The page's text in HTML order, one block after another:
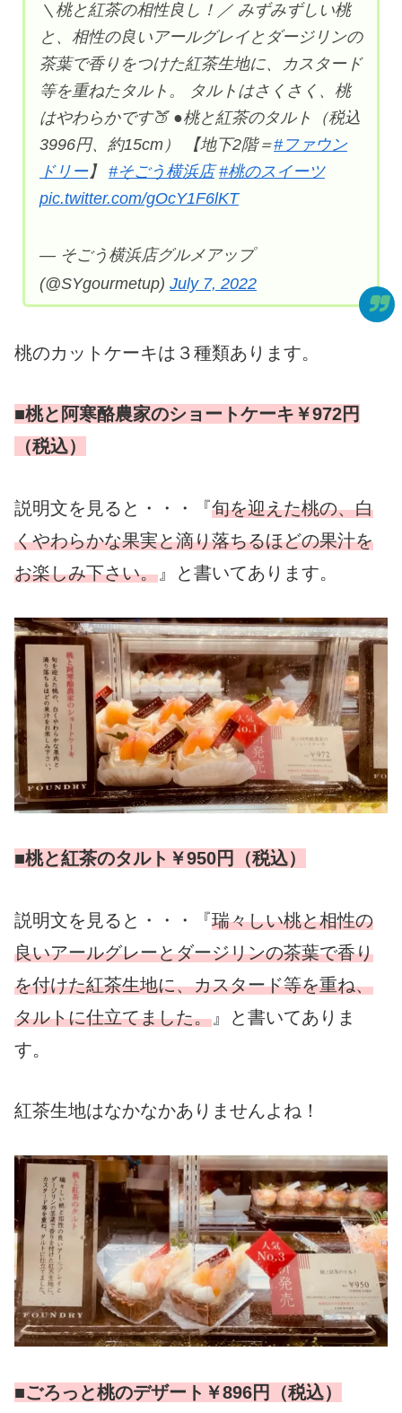
＼桃と紅茶の相性良し！／ みずみずしい桃
と、相性の良いアールグレイとダージリンの
茶葉で香りをつけた紅茶生地に、カスタード
等を重ねたタルト。 タルトはさくさく、桃
はやわらかです🍑 ●桃と紅茶のタルト（税込
3996円、約15cm） 【地下2階＝#ファウン
ドリー】 #そごう横浜店 #桃のスイーツ
pic.twitter.com/gOcY1F6lKT
— そごう横浜店グルメアップ
(@SYgourmetup) July 7, 2022
桃のカットケーキは３種類あります。
■桃と阿寒酪農家のショートケーキ￥972円
（税込）
説明文を見ると・・・『旬を迎えた桃の、白
くやわらかな果実と滴り落ちるほどの果汁を
お楽しみ下さい。 』と書いてあります。
■桃と紅茶のタルト￥950円（税込）
説明文を見ると・・・『瑞々しい桃と相性の
良いアールグレーとダージリンの茶葉で香り
を付けた紅茶生地に、カスタード等を重ね、
タルトに仕立てました。 』
と書いてありま
す。
紅茶生地はなかなかありませんよね！
■ごろっと桃のデザート￥896円（税込）